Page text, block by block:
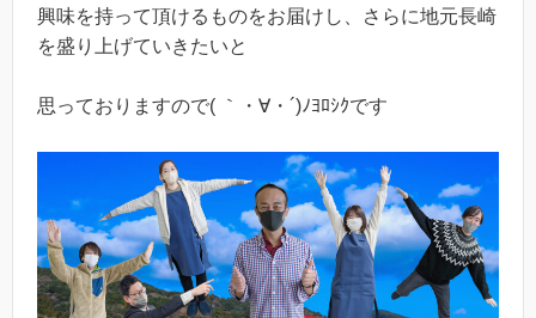
興味を持って頂けるものをお届けし、さらに地元長崎
を盛り上げていきたいと
思っておりますので( ｀・∀・´)ﾉﾖﾛｼｸです